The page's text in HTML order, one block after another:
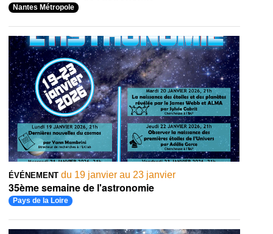
Nantes Métropole
ÉVÉNEMENT du 19 janvier au 23 janvier
35ème semaine de l'astronomie
Pays de la Loire